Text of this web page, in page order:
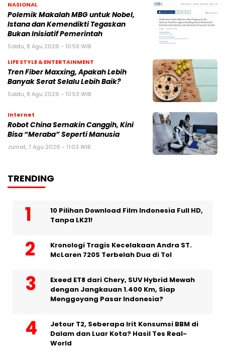
NASIONAL
Polemik Makalah MBG untuk Nobel,
Istana dan Kemendikti Tegaskan
Bukan Inisiatif Pemerintah
Sabtu, 8 Agu 2026 - 10:59 WIB
LIFE STYLE & ENTERTAINMENT
Tren Fiber Maxxing, Apakah Lebih
Banyak Serat Selalu Lebih Baik?
Sabtu, 8 Agu 2026 - 10:53 WIB
Internet
Robot China Semakin Canggih, Kini
Bisa “Meraba” Seperti Manusia
Jumat, 7 Agu 2026 - 11:03 WIB
TRENDING
10 Pilihan Download Film Indonesia Full HD,
Tanpa LK21!
Kronologi Tragis Kecelakaan Andra ST.
McLaren 720S Terbelah Dua di Tol
Exeed ET8 dari Chery, SUV Hybrid Mewah
dengan Jangkauan 1.400 Km, Siap
Menggoyang Pasar Indonesia?
Jetour T2, Seberapa Irit Konsumsi BBM di
Dalam dan Luar Kota? Hasil Tes Real-
World